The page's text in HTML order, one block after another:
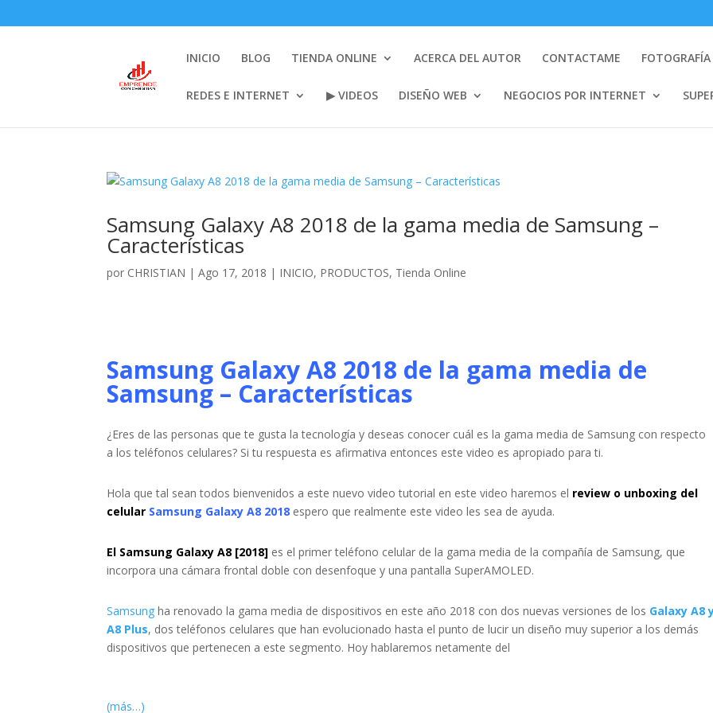
INICIO BLOG TIENDA ONLINE ACERCA DEL AUTOR CONTACTAME
REDES E INTERNET ▶ VIDEOS DISEÑO WEB NEGOCIOS POR INTERNET
Samsung Galaxy A8 2018 de la gama media de Samsung –
Características
por CHRISTIAN |Ago 17, 2018 | INICIO, PRODUCTOS, Tienda Online
Samsung Galaxy A8 2018 de la gama media de
Samsung – Características
¿Eres de las personas que te gusta la tecnología y deseas conocer cuál es la gama media de Samsung con respecto
a los teléfonos celulares? Si tu respuesta es afirmativa entonces este video es apropiado para ti.
Hola que tal sean todos bienvenidos a este nuevo video tutorial en este video haremos el review o unboxing del
celular Samsung Galaxy A8 2018 espero que realmente este video les sea de ayuda.
El Samsung Galaxy A8 [2018] es el primer teléfono celular de la gama media de la compañía de Samsung, que
incorpora una cámara frontal doble con desenfoque y una pantalla SuperAMOLED.
Samsung ha renovado la gama media de dispositivos en este año 2018 con dos nuevas versiones de los Galaxy A8
A8 Plus, dos teléfonos celulares que han evolucionado hasta el punto de lucir un diseño muy superior a los demás
dispositivos que pertenecen a este segmento. Hoy hablaremos netamente del
(más…)